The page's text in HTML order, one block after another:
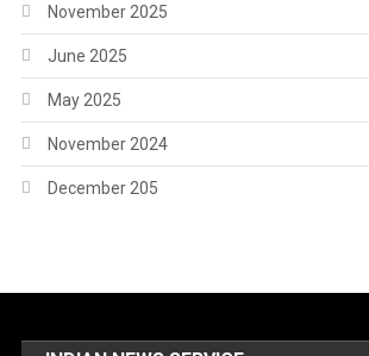
November 2025
June 2025
May 2025
November 2024
December 205